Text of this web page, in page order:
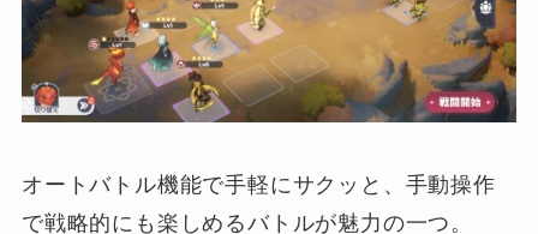
オートバトル機能で手軽にサクッと、手動操作
で戦略的にも楽しめるバトルが魅力の一つ。